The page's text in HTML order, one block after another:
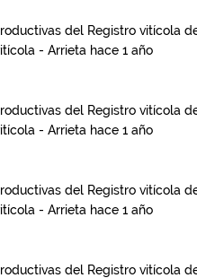
del Registro vitícola
- Arrieta hace 1 año
del Registro vitícola
- Arrieta hace 1 año
del Registro vitícola
- Arrieta hace 1 año
del Registro vitícola